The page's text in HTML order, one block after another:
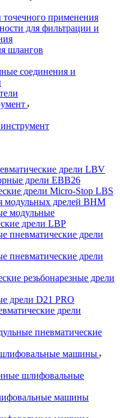
точечного применения
для фильтрации и
шлангов
соединения и
дрели LBV
дрели EBB26
дрели Micro-Stop LBS
модульных дрелей BHM
модульные
дрели LBP
пневматические дрели
пневматические дрели
резьбонарезные дрели
дрели D21 PRO
дрели
пневматические
машины
шлифовальные
машины